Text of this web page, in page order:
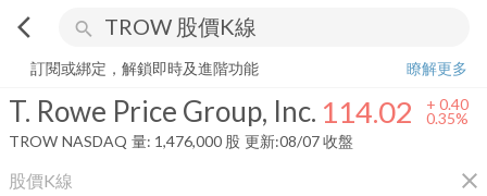
arrow_back_ios search
T. Rowe Price Group, Inc. 114.02 +0.35%
訂閱或綁定，解鎖即時及進階功能
瞭解更多
T. Rowe Price Group, Inc. 114.02 + 0.40
0.35%
TROW NASDAQ 量: 1,476,000 股 更新:08/07 收盤
股價K線 close